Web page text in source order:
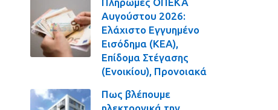
Αυγούστου 2026:
Ελάχιστο Εγγυημένο
Εισόδημα (ΚΕΑ),
Επίδομα Στέγασης
(Ενοικίου), Προνοιακά
Πως βλέπουμε